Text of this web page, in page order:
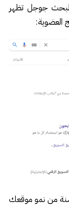
جوجل تظهر
العضوية:
من نمو موقعك